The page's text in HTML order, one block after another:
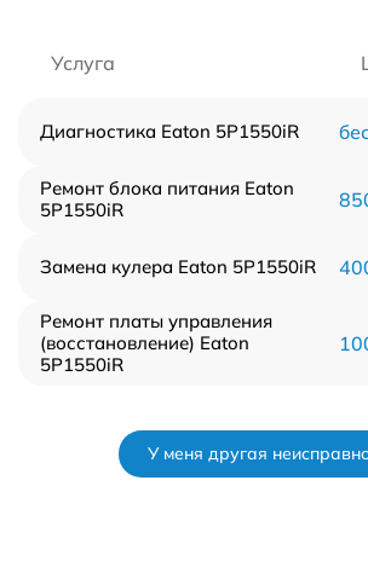
Услуга
Диагностика Eaton 5P1550iR
Ремонт блока питания Eaton
5P1550iR
Замена кулера Eaton 5P1550iR
Ремонт платы управления
(восстановление) Eaton
5P1550iR
У меня другая